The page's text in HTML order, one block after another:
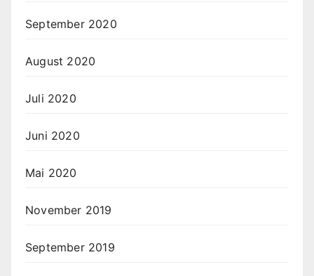
September 2020
August 2020
Juli 2020
Juni 2020
Mai 2020
November 2019
September 2019